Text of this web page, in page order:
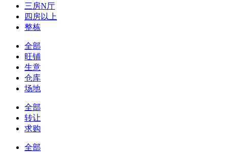
三房N厅
四房以上
整栋
全部
旺铺
生意
仓库
场地
全部
转让
求购
全部